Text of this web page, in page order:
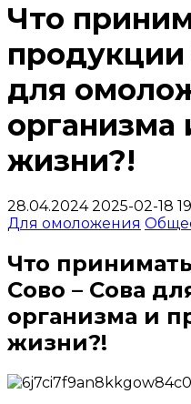
Что
продукции
для
организма
жизни?!
28.04.2024 2025-02-18
Для омоложения
Что
Сово – Сова
организма и
жизни?!